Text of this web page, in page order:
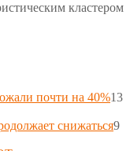
кластером
почти на 40%13
снижаться9